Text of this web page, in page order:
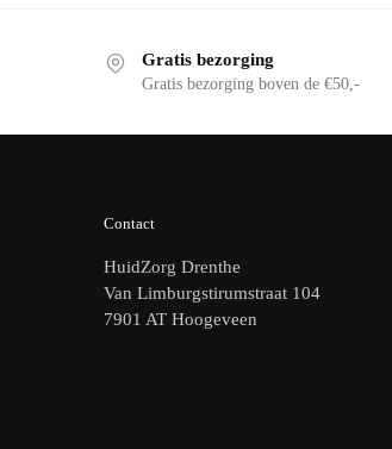
Gratis bezorging
Gratis bezorging boven de €50,-
Contact
HuidZorg Drenthe
Van Limburgstirumstraat 104
7901 AT Hoogeveen